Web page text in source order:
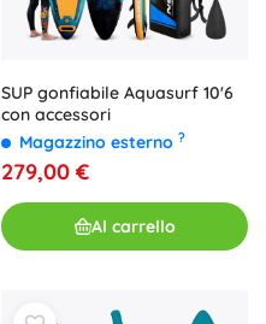
SUP gonfiabile Aquasurf 10'6
con accessori
Magazzino esterno ?
279,00 €
Al carrello